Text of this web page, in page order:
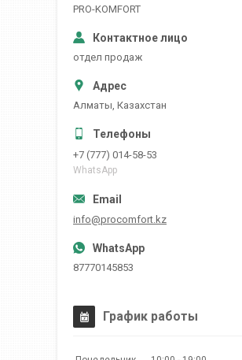
PRO-KOMFORT
отдел продаж
Алматы, Казахстан
+7 (777) 014-58-53
WhatsApp
info@procomfort.kz
87770145853
График работы